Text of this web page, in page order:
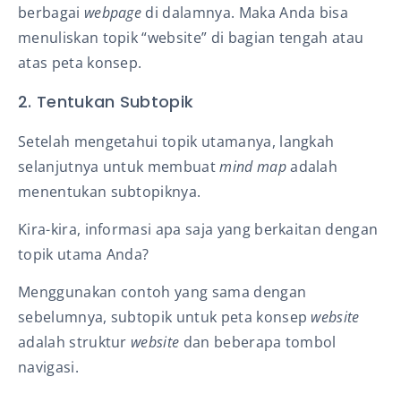
berbagai webpage di dalamnya. Maka Anda bisa
menuliskan topik “website” di bagian tengah atau
atas peta konsep.
2. Tentukan Subtopik
Setelah mengetahui topik utamanya, langkah
selanjutnya untuk membuatmind mapadalah
menentukan subtopiknya.
Kira-kira, informasi apa saja yang berkaitan dengan
topik utama Anda?
Menggunakan contoh yang sama dengan
sebelumnya, subtopik untuk peta konsep website
adalah struktur website dan beberapa tombol
navigasi.